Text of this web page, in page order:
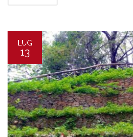
LUG
13